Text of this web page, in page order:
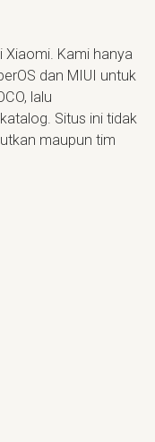
Xiaomi. Kami hanya
dan MIUI untuk
lalu
Situs ini tidak
maupun tim